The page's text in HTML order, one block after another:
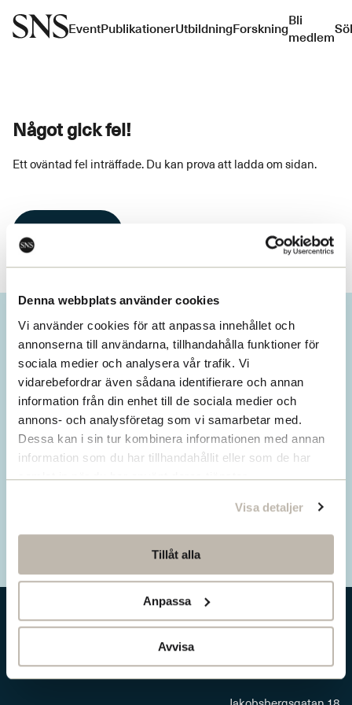
Denna webbplats använder cookies
Vi använder cookies för att anpassa innehållet och
annonserna till användarna, tillhandahålla funktioner för
sociala medier och analysera vår trafik. Vi
vidarebefordrar även sådana identifierare och annan
information från din enhet till de sociala medier och
annons- och analysföretag som vi samarbetar med.
Dessa kan i sin tur kombinera informationen med annan
information som du har tillhandahållit eller som de har
samlat in när du har använt deras tjänster.
Visa detaljer
Tillåt alla
Anpassa
Avvisa
EventPublikationerUtbildningForskningBli
medlem
Något gick fel!
Ett oväntad fel inträffade. Du kan prova att ladda om sidan.
Missa inget från SNS.
Prenumerera på vårt nyhetsbrev
Ta del av våra senaste nyheter. Få nya
insikter och håll dig uppdaterad om viktiga
samhällsfrågor.